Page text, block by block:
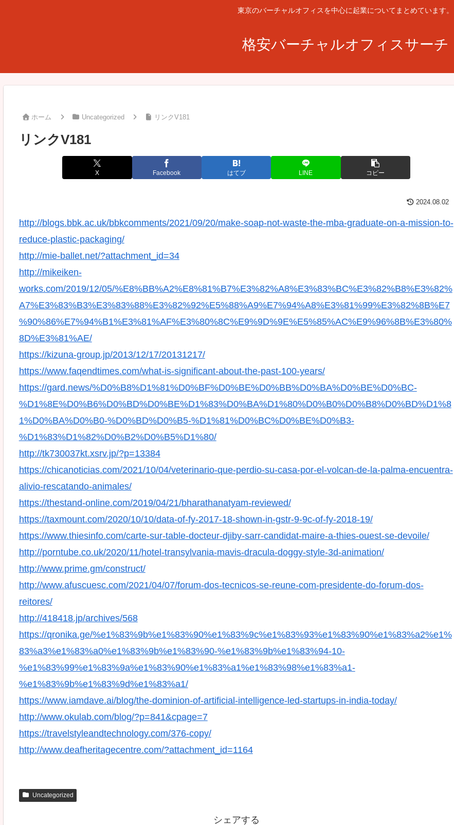
東京のバーチャルオフィスを中心に起業についてまとめています。
格安バーチャルオフィスサーチ
ホーム Uncategorized リンクV181
リンクV181
X Facebook はてブ LINE コピー
2024.08.02
http://blogs.bbk.ac.uk/bbkcomments/2021/09/20/make-soap-not-waste-the-mba-graduate-on-a-mission-to-
reduce-plastic-packaging/
http://mie-ballet.net/?attachment_id=34
http://mikeiken-
works.com/2019/12/05/%E8%BB%A2%E8%81%B7%E3%82%A8%E3%83%BC%E3%82%B8%E3%82%
A7%E3%83%B3%E3%83%88%E3%82%92%E5%88%A9%E7%94%A8%E3%81%99%E3%82%8B%E7
%90%86%E7%94%B1%E3%81%AF%E3%80%8C%E9%9D%9E%E5%85%AC%E9%96%8B%E3%80%
8D%E3%81%AE/
https://kizuna-group.jp/2013/12/17/20131217/
https://www.faqendtimes.com/what-is-significant-about-the-past-100-years/
https://gard.news/%D0%B8%D1%81%D0%BF%D0%BE%D0%BB%D0%BA%D0%BE%D0%BC-
%D1%8E%D0%B6%D0%BD%D0%BE%D1%83%D0%BA%D1%80%D0%B0%D0%B8%D0%BD%D1%8
1%D0%BA%D0%B0-%D0%BD%D0%B5-%D1%81%D0%BC%D0%BE%D0%B3-
%D1%83%D1%82%D0%B2%D0%B5%D1%80/
http://tk730037kt.xsrv.jp/?p=13384
https://chicanoticias.com/2021/10/04/veterinario-que-perdio-su-casa-por-el-volcan-de-la-palma-encuentra-
alivio-rescatando-animales/
https://thestand-online.com/2019/04/21/bharathanatyam-reviewed/
https://taxmount.com/2020/10/10/data-of-fy-2017-18-shown-in-gstr-9-9c-of-fy-2018-19/
https://www.thiesinfo.com/carte-sur-table-docteur-djiby-sarr-candidat-maire-a-thies-ouest-se-devoile/
http://porntube.co.uk/2020/11/hotel-transylvania-mavis-dracula-doggy-style-3d-animation/
http://www.prime.gm/construct/
http://www.afuscuesc.com/2021/04/07/forum-dos-tecnicos-se-reune-com-presidente-do-forum-dos-
reitores/
http://418418.jp/archives/568
https://qronika.ge/%e1%83%9b%e1%83%90%e1%83%9c%e1%83%93%e1%83%90%e1%83%a2%e1%
83%a3%e1%83%a0%e1%83%9b%e1%83%90-%e1%83%9b%e1%83%94-10-
%e1%83%99%e1%83%9a%e1%83%90%e1%83%a1%e1%83%98%e1%83%a1-
%e1%83%9b%e1%83%9d%e1%83%a1/
https://www.iamdave.ai/blog/the-dominion-of-artificial-intelligence-led-startups-in-india-today/
http://www.okulab.com/blog/?p=841&cpage=7
https://travelstyleandtechnology.com/376-copy/
http://www.deafheritagecentre.com/?attachment_id=1164
Uncategorized
シェアする